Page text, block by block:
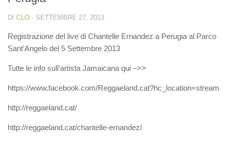
DI CLO · SETTEMBRE 27, 2013
Registrazione del live di Chantelle Ernandez a Perugia al Parco
Sant’Angelo del 5 Settembre 2013
Tutte le info sull’artista Jamaicana qui –>>
https://www.facebook.com/Reggaeland.cat?hc_location=stream
http://reggaeland.cat/
http://reggaeland.cat/chantelle-ernandez/